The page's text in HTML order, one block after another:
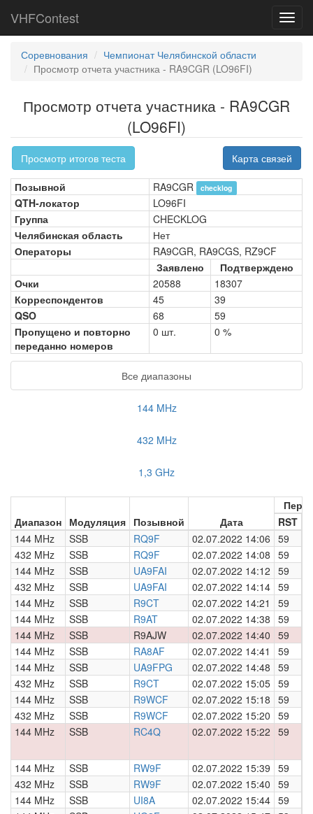
VHFContest
Соревнования
Чемпионат Челябинской области
Просмотр отчета участника - RA9CGR (LO96FI)
Просмотр отчета участника - RA9CGR
(LO96FI)
Просмотр итогов теста Карта связей
Позывной RA9CGR checklog
QTH-локатор
LO96FI
Группа
CHECKLOG
Челябинская область
Нет
Операторы
RA9CGR, RA9CGS, RZ9CF
Заявлено
Подтверждено
Очки
20588
18307
Корреспондентов
45
39
QSO
68
59
Пропущено и повторно
переданно номеров
0 шт. 0 %
Все диапазоны
144 MHz
432 MHz
1,3 GHz
Диапазон Модуляция Позывной Дата
RST
144 MHz
SSB RQ9F 02.07.2022 14:06 59
432 MHz
SSB RQ9F 02.07.2022 14:08 59
144 MHz
SSB UA9FAI 02.07.2022 14:12 59
432 MHz
SSB UA9FAI 02.07.2022 14:14 59
144 MHz
SSB R9CT 02.07.2022 14:21 59
144 MHz
SSB R9AT 02.07.2022 14:38 59
144 MHz
SSB R9AJW 02.07.2022 14:40 59
144 MHz
SSB RA8AF 02.07.2022 14:41 59
144 MHz
SSB UA9FPG 02.07.2022 14:48 59
432 MHz
SSB R9CT 02.07.2022 15:05 59
144 MHz
SSB R9WCF 02.07.2022 15:18 59
432 MHz
SSB R9WCF 02.07.2022 15:20 59
144 MHz
SSB RC4Q 02.07.2022 15:22 59
144 MHz SSB RW9F 02.07.2022 15:39 59
432 MHz
SSB RW9F 02.07.2022 15:40 59
144 MHz
SSB UI8A 02.07.2022 15:44 59